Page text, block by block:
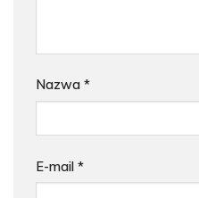
Nazwa *
E-mail *